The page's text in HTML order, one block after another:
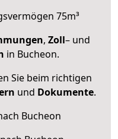
75m³
, Zoll– und
in Bucheon.
Sie beim richtigen
und Dokumente.
Bucheon